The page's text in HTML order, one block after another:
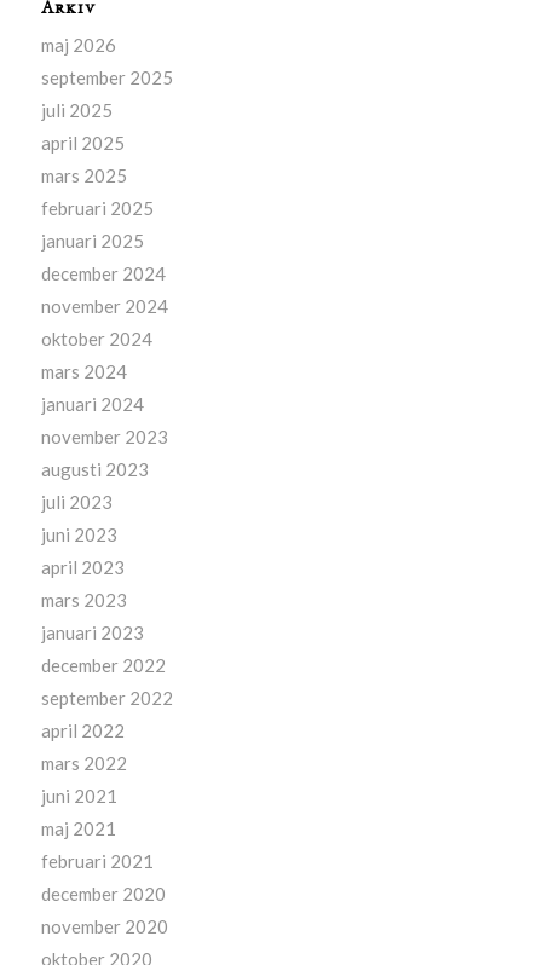
Arkiv
maj 2026
september 2025
juli 2025
april 2025
mars 2025
februari 2025
januari 2025
december 2024
november 2024
oktober 2024
mars 2024
januari 2024
november 2023
augusti 2023
juli 2023
juni 2023
april 2023
mars 2023
januari 2023
december 2022
september 2022
april 2022
mars 2022
juni 2021
maj 2021
februari 2021
december 2020
november 2020
oktober 2020